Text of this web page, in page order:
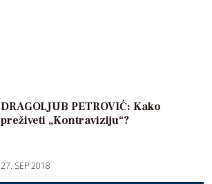
DRAGOLJUB PETROVIĆ: Kako
preživeti „Kontraviziju“?
27. SEP 2018